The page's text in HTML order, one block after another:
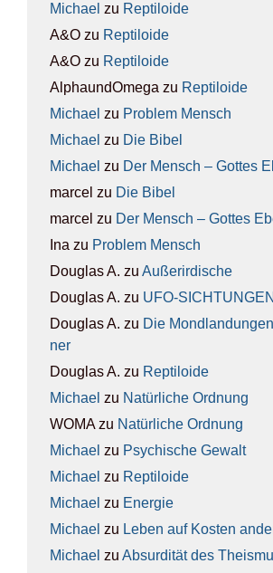
Michael zu Rep­ti­lo­ide
A&O zu Rep­ti­lo­ide
A&O zu Rep­ti­lo­ide
AlphaundOmega zu Rep­ti­lo­ide
Michael zu Pro­blem Mensch
Michael zu Die Bibel
Michael zu Der Mensch – Got­tes
marcel zu Die Bibel
marcel zu Der Mensch – Got­tes
Ina zu Pro­blem Mensch
Douglas A. zu Außer­ir­di­sche
Douglas A. zu UFO-SICH­TUN­GEN
Douglas A. zu Die
ner
Douglas A. zu Rep­ti­lo­ide
Michael zu Natür­li­che Ord­nung
WOMAzu Natür­li­che Ord­nung
Michael zu Psy­chi­sche Gewalt
Michael zu Rep­ti­lo­ide
Michael zu Ener­gie
Michael zu Leben auf Kos­ten
Michael zu Absur­di­tät des